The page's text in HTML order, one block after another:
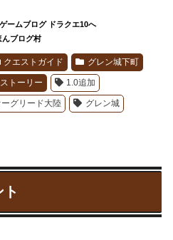
んブログ村
クエストガイド グレン城下町
トーリー 1.0追加
ーグリード大陸 グレン城